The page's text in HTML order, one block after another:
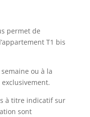
permet de
T1 bis
ou à la
à titre indicatif sur
sont